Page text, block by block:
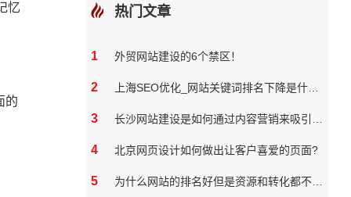
忆
的
热门文章
1 外贸网站建设的6个禁区！
2
3
4 北京网页设计如何做出让客户喜爱的页面?
5